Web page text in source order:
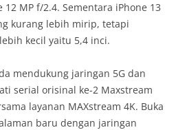
MP f/2.4. Sementara iPhone 13
kurang lebih mirip, tetapi
kecil yaitu 5,4 inci.
mendukung jaringan 5G dan
serial orisinal ke-2 Maxstream
layanan MAXstream 4K. Buka
baru dengan jaringan